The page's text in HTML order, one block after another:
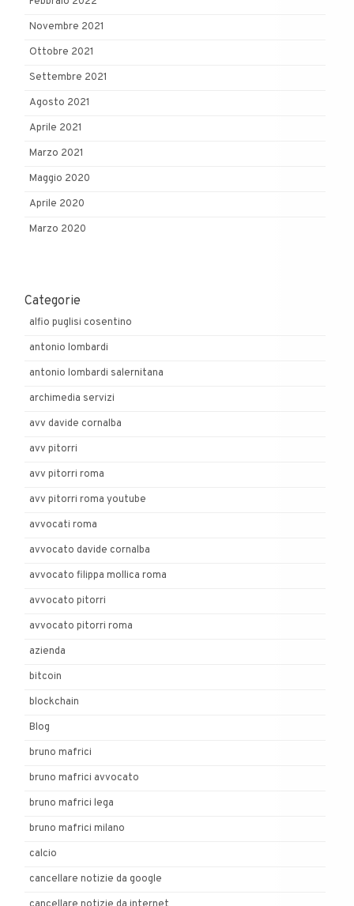
Novembre 2021
Ottobre 2021
Settembre 2021
Agosto 2021
Aprile 2021
Marzo 2021
Maggio 2020
Aprile 2020
Marzo 2020
Categorie
alfio puglisi cosentino
antonio lombardi
antonio lombardi salernitana
archimedia servizi
avv davide cornalba
avv pitorri
avv pitorri roma
avv pitorri roma youtube
avvocati roma
avvocato davide cornalba
avvocato filippa mollica roma
avvocato pitorri
avvocato pitorri roma
azienda
bitcoin
blockchain
Blog
bruno mafrici
bruno mafrici avvocato
bruno mafrici lega
bruno mafrici milano
calcio
cancellare notizie da google